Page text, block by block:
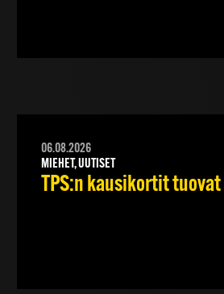
06.08.2026
MIEHET, UUTISET
TPS:n kausikortit